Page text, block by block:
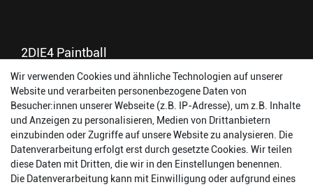
2DIE4 Paintball
56457 Westerburg
Reinhold-Ferger-Straße 26
order@2die4-sports.com
0 26 63/ 9 68 69 37
Öffnungszeiten
Wir verwenden Cookies und ähnliche Technologien auf unserer
Website und verarbeiten personenbezogene Daten von
Besucher:innen unserer Webseite (z.B. IP-Adresse), um z.B. Inhalte
und Anzeigen zu personalisieren, Medien von Drittanbietern
einzubinden oder Zugriffe auf unsere Website zu analysieren. Die
Datenverarbeitung erfolgt erst durch gesetzte Cookies. Wir teilen
diese Daten mit Dritten, die wir in den Einstellungen benennen.
Die Datenverarbeitung kann mit Einwilligung oder aufgrund eines